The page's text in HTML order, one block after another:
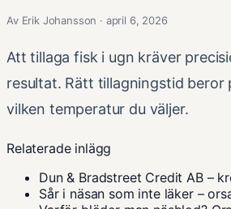
Av Erik Johansson · april 6, 2026
Att tillaga fisk i ugn kräver
resultat. Rätt tillagningstid
vilken temperatur du väljer.
Relaterade inlägg
Dun & Bradstreet Credit AB –
Sår i näsan som inte läker –